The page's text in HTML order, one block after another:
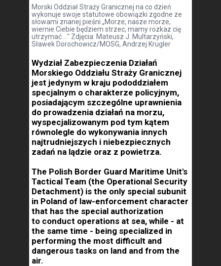
Morski Oddział Straży Granicznej na co dzień
wykonuje swoje statutowe obowiązki zgodne ze
słowami znanej pieśni „Morze, nasze morze,
wiernie Ciebie będziem strzec, mamy rozkaz cię
utrzymać ..." Zdjęcia: Mateusz J. Multarzyński,
Sławek Dorochowicz/MOSG, Andrzej Krugler
Wydział Zabezpieczenia Działań
Morskiego Oddziału Straży Granicznej
jest jedynym w kraju pododdziałem
specjalnym o charakterze policyjnym,
posiadającym szczególne uprawnienia
do prowadzenia działań na morzu,
wyspecjalizowanym pod tym kątem
równolegle do wykonywania innych
najtrudniejszych i niebezpiecznych
zadań na lądzie oraz z powietrza.
The Polish Border Guard Maritime Unit's
Tactical Team (the Operational Security
Detachment) is the only special subunit
in Poland of law-enforcement character
that has the special authorization
to conduct operations at sea, while - at
the same time - being specialized in
performing the most difficult and
dangerous tasks on land and from the
air.